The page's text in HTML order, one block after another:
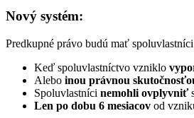
Nový systém:
Predkupné právo budú mať spoluvlastníci
Keď spoluvlastníctvo vzniklo
Alebo inou právnou
Spoluvlastníci nemohli ovplyvniť
Len po dobu 6 mesiacov od